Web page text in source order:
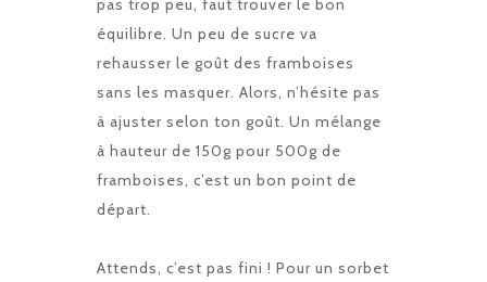
pas trop peu, faut trouver le bon
équilibre. Un peu de sucre va
rehausser le goût des framboises
sans les masquer. Alors, n’hésite pas
à ajuster selon ton goût. Un mélange
à hauteur de 150g pour 500g de
framboises, c’est un bon point de
départ.
Attends, c’est pas fini ! Pour un sorbet